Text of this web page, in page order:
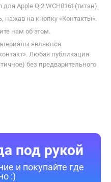
для Apple Qi2 WCH016t (титан).
на кнопку «Контакты».
нам об этом.
являются
Любая публикация
без предварительного
под рукой
и покупайте где
:)